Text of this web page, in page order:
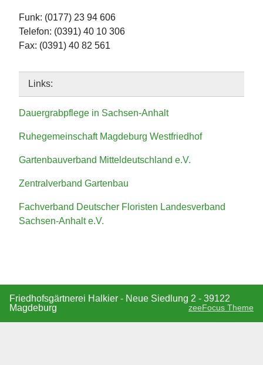
Funk: (0177) 23 94 606
Telefon: (0391) 40 10 306
Fax: (0391) 40 82 561
Links:
Dauergrabpflege in Sachsen-Anhalt
Ruhegemeinschaft Magdeburg Westfriedhof
Gartenbauverband Mitteldeutschland e.V.
Zentralverband Gartenbau
Fachverband Deutscher Floristen Landesverband
Sachsen-Anhalt e.V.
Friedhofsgärtnerei Halkier - Neue Siedlung 2 - 39122
Magdeburg
zeeFocus Theme